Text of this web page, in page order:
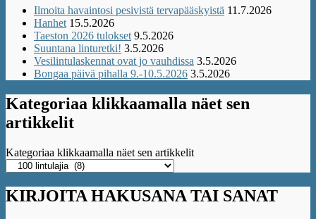
Ilmoita havaintosi pesivistä tervapääskyistä 11.7.2026
Hanhet 15.5.2026
Taeston 2026 tulokset 9.5.2026
Suuntana linturetki! 3.5.2026
Vesilintulaskennat ovat jo vauhdissa 3.5.2026
Bongaa päivä pihalla 9.-10.5.2026 3.5.2026
Kategoriaa klikkaamalla näet sen
artikkelit
Kategoriaa klikkaamalla näet sen artikkelit
KIRJOITA HAKUSANA TAI SANAT